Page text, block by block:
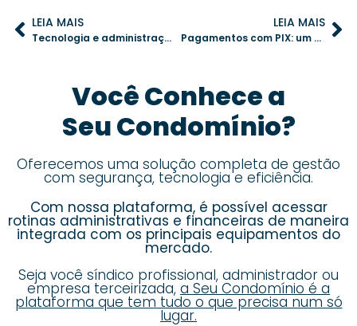
LEIA MAIS
Tecnologia e administração: o impacto do Big Data nos condomínios
LEIA MAIS
Pagamentos com PIX: um aliado para a gestão moderna de condomínios
Você Conhece a
Seu Condomínio?
Oferecemos uma solução completa de gestão
com segurança, tecnologia e eficiência.
Com nossa plataforma, é possível acessar
rotinas administrativas e financeiras de maneira
integrada com os principais equipamentos do
mercado.
Seja você síndico profissional, administrador ou
empresa terceirizada, a Seu Condomínio é a
plataforma que tem tudo o que precisa num só
lugar.